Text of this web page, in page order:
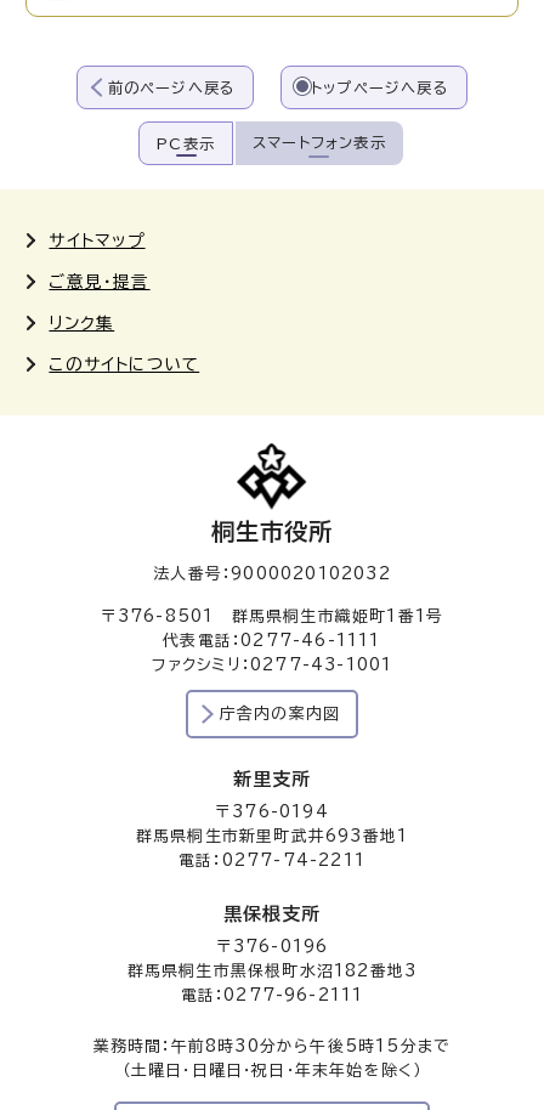
前のページへ戻る トップページへ戻る
PC表示 スマートフォン表示
サイトマップ
ご意見・提言
リンク集
このサイトについて
桐生市役所
法人番号：9000020102032
〒376-8501 群馬県桐生市織姫町1番1号
代表電話：0277-46-1111
ファクシミリ：0277-43-1001
庁舎内の案内図
新里支所
〒376-0194
群馬県桐生市新里町武井693番地1
電話：0277-74-2211
黒保根支所
〒376-0196
群馬県桐生市黒保根町水沼182番地3
電話：0277-96-2111
業務時間：午前8時30分から午後5時15分まで
（土曜日・日曜日・祝日・年末年始を除く）